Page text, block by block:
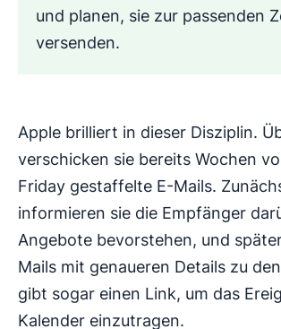
und planen, sie zur passenden
versenden.
Apple brilliert in dieser Disziplin.
verschicken sie bereits Wochen
Friday gestaffelte E-Mails.
informieren sie die Empfänger
Angebote bevorstehen, und
Mails mit genaueren Details zu
gibt sogar einen Link, um das
Kalender einzutragen.